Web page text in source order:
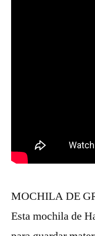
MOCHILA DE
Esta mochila de